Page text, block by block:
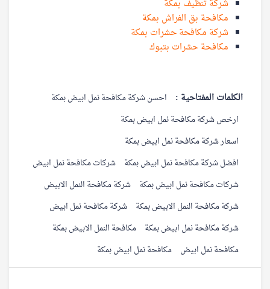
شركة تنظيف بمكة
مكافحة بق الفراش بمكة
شركة مكافحة حشرات بمكة
مكافحة حشرات بتبوك
الكلمات المفتاحية :
احسن شركة مكافحة نمل ابيض بمكة
ارخص شركة مكافحة نمل ابيض بمكة
اسعار شركة مكافحة نمل ابيض بمكة
افضل شركة مكافحة نمل ابيض بمكة شركات مكافحة نمل ابيض
شركات مكافحة نمل ابيض بمكة شركة مكافحة النمل الابيض
شركة مكافحة النمل الابيض بمكة شركة مكافحة نمل ابيض
شركة مكافحة نمل ابيض بمكة مكافحة النمل الابيض بمكة
مكافحة نمل ابيض مكافحة نمل ابيض بمكة